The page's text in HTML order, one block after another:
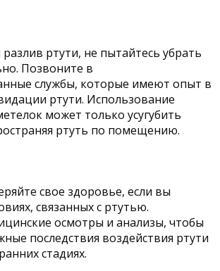
ртути, не пытайтесь убрать
Позвоните в
службы, которые имеют опыт в
ртути. Использование
может только усугубить
ртуть по помещению.
свое здоровье, если вы
связанных с ртутью.
осмотры и анализы, чтобы
последствия воздействия ртути
стадиях.